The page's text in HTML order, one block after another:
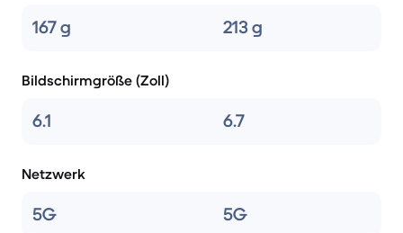
167 g 213 g
Bildschirmgröße (Zoll)
6.1 6.7
Netzwerk
5G 5G